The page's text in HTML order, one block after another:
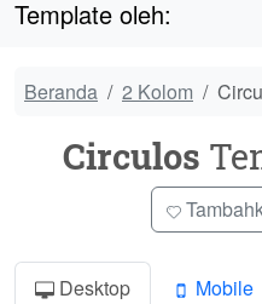
Template oleh:
Beranda 2 Kolom
Circulos
Desktop Mobile